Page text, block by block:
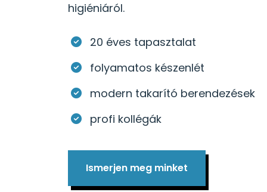
higiéniáról.
20 éves tapasztalat
folyamatos készenlét
modern takarító berendezések
profi kollégák
Ismerjen meg minket